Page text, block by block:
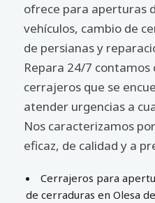
ofrece para aperturas
vehículos, cambio de
de persianas y
Repara 24/7 contamos
cerrajeros que se
atender urgencias a
Nos caracterizamos
eficaz, de calidad y a
Cerrajeros para
de cerraduras en Olesa